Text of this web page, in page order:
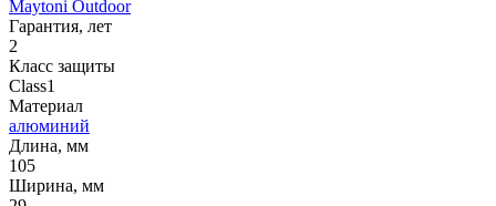
Maytoni Outdoor
Гарантия, лет
2
Класс защиты
Class1
Материал
алюминий
Длина, мм
105
Ширина, мм